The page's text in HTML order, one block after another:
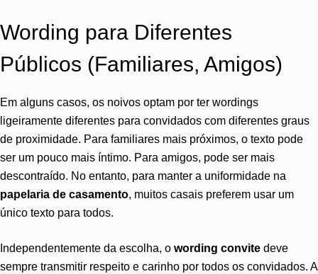
Wording para Diferentes
Públicos (Familiares, Amigos)
Em alguns casos, os noivos optam por ter wordings
ligeiramente diferentes para convidados com diferentes graus
de proximidade. Para familiares mais próximos, o texto pode
ser um pouco mais íntimo. Para amigos, pode ser mais
descontraído. No entanto, para manter a uniformidade na
papelaria de casamento, muitos casais preferem usar um
único texto para todos.
Independentemente da escolha, o wording convite deve
sempre transmitir respeito e carinho por todos os convidados. A